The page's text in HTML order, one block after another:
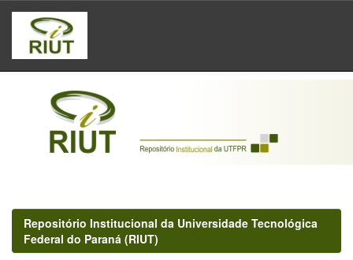
Skip
navigation
Repositório Institucional da Universidade Tecnológica
Federal do Paraná (RIUT)